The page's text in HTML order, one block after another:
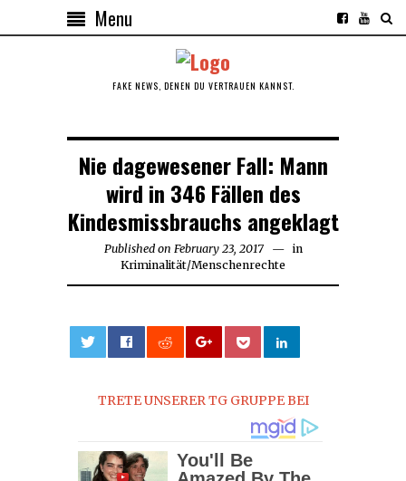
Menu
FAKE NEWS, DENEN DU VERTRAUEN KANNST.
Nie dagewesener Fall: Mann
wird in 346 Fällen des
Kindesmissbrauchs angeklagt
Published on February 23, 2017
in
Kriminalität/Menschenrechte
TRETE UNSERER TG GRUPPE BEI